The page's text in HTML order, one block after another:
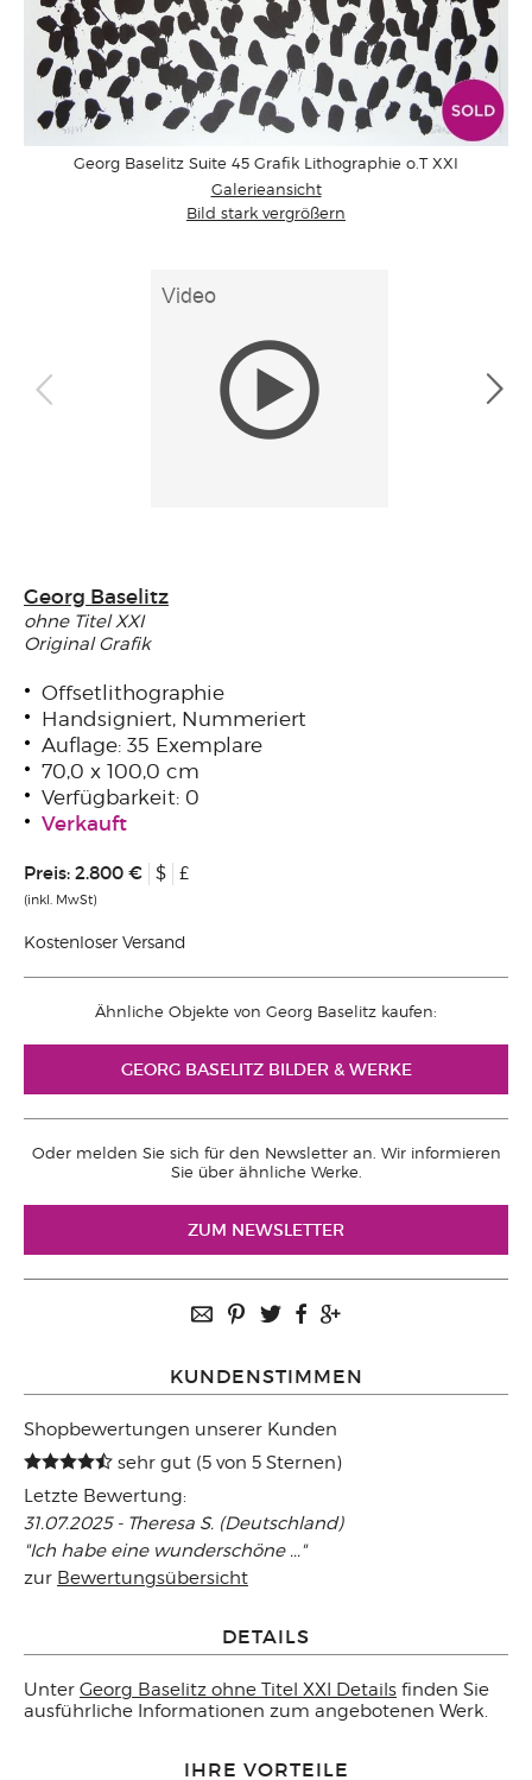
Georg Baselitz Suite 45 Grafik Lithographie o.T XXI
Galerieansicht
Bild stark vergrößern
Georg Baselitz
ohne Titel XXI
Original Grafik
Offsetlithographie
Handsigniert, Nummeriert
Auflage: 35 Exemplare
70,0 x 100,0 cm
Verfügbarkeit: 0
Verkauft
Preis: 2.800 € $ £
(inkl. MwSt)
Kostenloser Versand
Ähnliche Objekte von Georg Baselitz kaufen:
GEORG BASELITZ BILDER & WERKE
Oder melden Sie sich für den Newsletter an. Wir informieren
Sie über ähnliche Werke.
ZUM NEWSLETTER
KUNDENSTIMMEN
Shopbewertungen unserer Kunden
sehr gut (5 von 5 Sternen)
Letzte Bewertung:
31.07.2025 - Theresa S. (Deutschland)
"Ich habe eine wunderschöne ..."
zur Bewertungsübersicht
DETAILS
Unter Georg Baselitz ohne Titel XXI Details finden Sie
ausführliche Informationen zum angebotenen Werk.
IHRE VORTEILE